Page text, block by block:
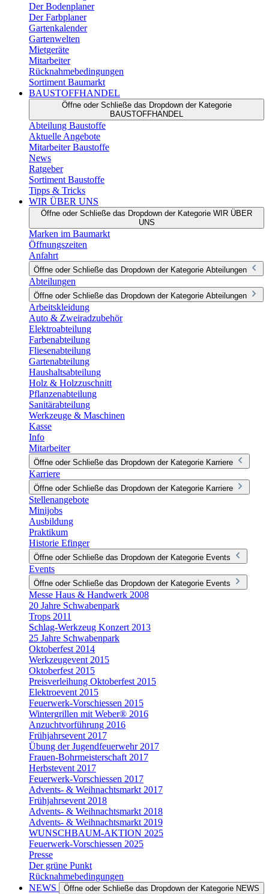
Der Bodenplaner
Der Farbplaner
Gartenkalender
Gartenwelten
Mietgeräte
Mitarbeiter
Rücknahmebedingungen
Sortiment Baumarkt
BAUSTOFFHANDEL
Öffne oder Schließe das Dropdown der Kategorie
BAUSTOFFHANDEL
Abteilung Baustoffe
Aktuelle Angebote
Mitarbeiter Baustoffe
News
Ratgeber
Sortiment Baustoffe
Tipps & Tricks
WIR ÜBER UNS
Öffne oder Schließe das Dropdown der Kategorie WIR ÜBER
UNS
Marken im Baumarkt
Öffnungszeiten
Anfahrt
Öffne oder Schließe das Dropdown der Kategorie Abteilungen
Abteilungen
Öffne oder Schließe das Dropdown der Kategorie Abteilungen
Arbeitskleidung
Auto & Zweiradzubehör
Elektroabteilung
Farbenabteilung
Fliesenabteilung
Gartenabteilung
Haushaltsabteilung
Holz & Holzzuschnitt
Pflanzenabteilung
Sanitärabteilung
Werkzeuge & Maschinen
Kasse
Info
Mitarbeiter
Öffne oder Schließe das Dropdown der Kategorie Karriere
Karriere
Öffne oder Schließe das Dropdown der Kategorie Karriere
Stellenangebote
Minijobs
Ausbildung
Praktikum
Historie Efinger
Öffne oder Schließe das Dropdown der Kategorie Events
Events
Öffne oder Schließe das Dropdown der Kategorie Events
Messe Haus & Handwerk 2008
20 Jahre Schwabenpark
Trops 2011
Schlag-Werkzeug Konzert 2013
25 Jahre Schwabenpark
Oktoberfest 2014
Werkzeugevent 2015
Oktoberfest 2015
Preisverleihung Oktoberfest 2015
Elektroevent 2015
Feuerwerk-Vorschiessen 2015
Wintergrillen mit Weber® 2016
Anzuchtvorführung 2016
Frühjahrsevent 2017
Übung der Jugendfeuerwehr 2017
Frauen-Bohrmeisterschaft 2017
Herbstevent 2017
Feuerwerk-Vorschiessen 2017
Advents- & Weihnachtsmarkt 2017
Frühjahrsevent 2018
Advents- & Weihnachtsmarkt 2018
Advents- & Weihnachtsmarkt 2019
WUNSCHBAUM-AKTION 2025
Feuerwerk-Vorschiessen 2025
Presse
Der grüne Punkt
Rücknahmebedingungen
NEWS
Öffne oder Schließe das Dropdown der Kategorie NEWS